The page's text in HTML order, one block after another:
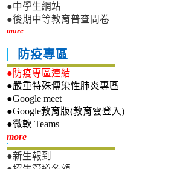
●中學生網站
●後期中等教育普查問卷
more
防疫專區
●防疫專區連結
●嚴重特殊傳染性肺炎專區
●Google meet
●Google教育版(教育雲登入)
●微軟 Teams
more新生專區
●新生報到